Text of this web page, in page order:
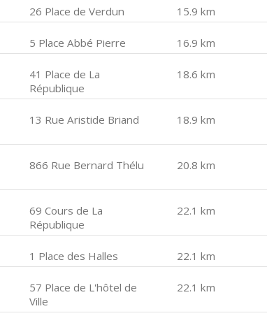
26 Place de Verdun 15.9 km
5 Place Abbé Pierre 16.9 km
41 Place de La
République
18.6 km
13 Rue Aristide Briand 18.9 km
866 Rue Bernard Thélu 20.8 km
69 Cours de La
République
22.1 km
1 Place des Halles 22.1 km
57 Place de L'hôtel de
Ville
22.1 km